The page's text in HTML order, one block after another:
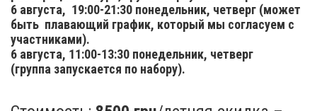
6 августа, 19:00-21:30 понедельник, четверг (может
быть плавающий график, который мы согласуем с
участниками).
6 августа, 11:00-13:30 понедельник, четверг
(группа запускается по набору).